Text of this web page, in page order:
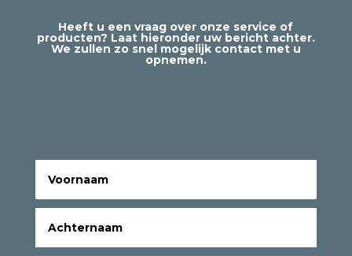
Heeft u een vraag over onze service of
producten? Laat hieronder uw bericht achter.
We zullen zo snel mogelijk contact met u
opnemen.